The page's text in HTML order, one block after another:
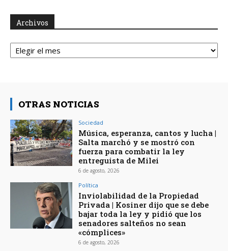
Archivos
Archivos
OTRAS NOTICIAS
Sociedad
Música, esperanza, cantos y lucha |
Salta marchó y se mostró con
fuerza para combatir la ley
entreguista de Milei
6 de agosto, 2026
Política
Inviolabilidad de la Propiedad
Privada | Kosiner dijo que se debe
bajar toda la ley y pidió que los
senadores salteños no sean
«cómplices»
6 de agosto, 2026